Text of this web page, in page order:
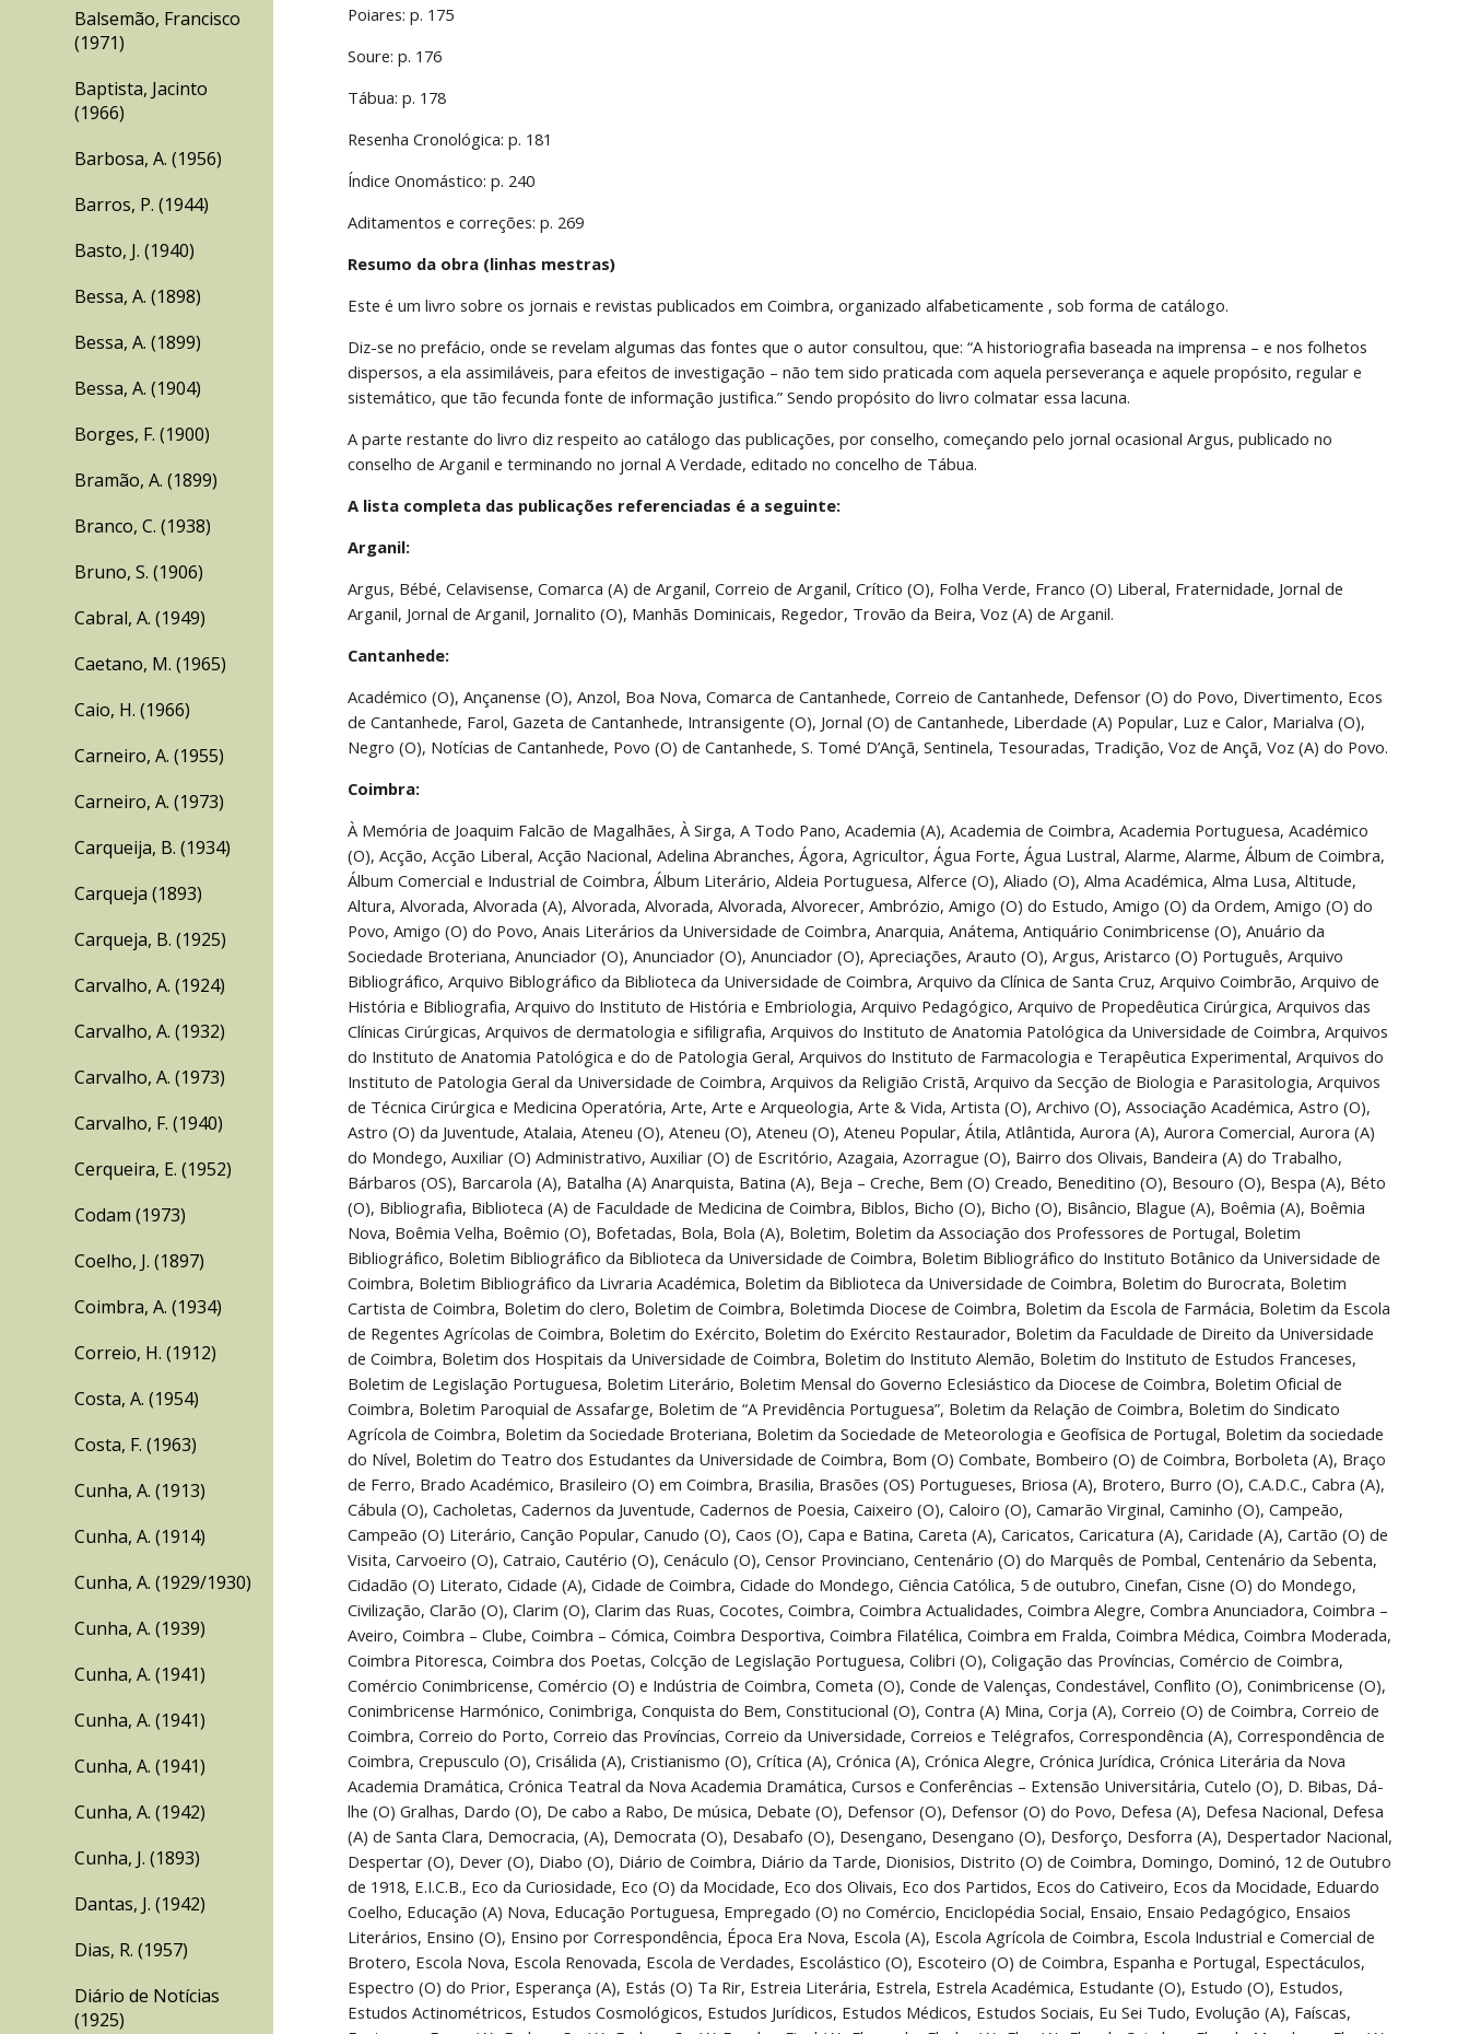
Balsemão, Francisco
(1971)
Baptista, Jacinto
(1966)
Barbosa, A. (1956)
Barros, P. (1944)
Basto, J. (1940)
Bessa, A. (1898)
Bessa, A. (1899)
Bessa, A. (1904)
Borges, F. (1900)
Bramão, A. (1899)
Branco, C. (1938)
Bruno, S. (1906)
Cabral, A. (1949)
Caetano, M. (1965)
Caio, H. (1966)
Carneiro, A. (1955)
Carneiro, A. (1973)
Carqueija, B. (1934)
Carqueja (1893)
Carqueja, B. (1925)
Carvalho, A. (1924)
Carvalho, A. (1932)
Carvalho, A. (1973)
Carvalho, F. (1940)
Cerqueira, E. (1952)
Codam (1973)
Coelho, J. (1897)
Coimbra, A. (1934)
Correio, H. (1912)
Costa, A. (1954)
Costa, F. (1963)
Cunha, A. (1913)
Cunha, A. (1914)
Cunha, A. (1929/1930)
Cunha, A. (1939)
Cunha, A. (1941)
Cunha, A. (1941)
Cunha, A. (1941)
Cunha, A. (1942)
Cunha, J. (1893)
Dantas, J. (1942)
Dias, R. (1957)
Diário de Notícias
(1925)
Poiares: p. 175
Soure: p. 176
Tábua: p. 178
Resenha Cronológica: p. 181
Índice Onomástico: p. 240
Aditamentos e correções: p. 269
Resumo da obra (linhas mestras)
Este é um livro sobre os jornais e revistas publicados em Coimbra, organizado alfabeticamente , sob forma de catálogo.
Diz-se no prefácio, onde se revelam algumas das fontes que o autor consultou, que: “A historiografia baseada na imprensa – e nos folhetos
dispersos, a ela assimiláveis, para efeitos de investigação – não tem sido praticada com aquela perseverança e aquele propósito, regular e
sistemático, que tão fecunda fonte de informação justifica.” Sendo propósito do livro colmatar essa lacuna.
A parte restante do livro diz respeito ao catálogo das publicações, por conselho, começando pelo jornal ocasional Argus, publicado no
conselho de Arganil e terminando no jornal A Verdade, editado no concelho de Tábua.
A lista completa das publicações referenciadas é a seguinte:
Arganil:
Argus, Bébé, Celavisense, Comarca (A) de Arganil, Correio de Arganil, Crítico (O), Folha Verde, Franco (O) Liberal, Fraternidade, Jornal de
Arganil, Jornal de Arganil, Jornalito (O), Manhãs Dominicais, Regedor, Trovão da Beira, Voz (A) de Arganil.
Cantanhede:
Académico (O), Ançanense (O), Anzol, Boa Nova, Comarca de Cantanhede, Correio de Cantanhede, Defensor (O) do Povo, Divertimento, Ecos
de Cantanhede, Farol, Gazeta de Cantanhede, Intransigente (O), Jornal (O) de Cantanhede, Liberdade (A) Popular, Luz e Calor, Marialva (O),
Negro (O), Notícias de Cantanhede, Povo (O) de Cantanhede, S. Tomé D’Ançã, Sentinela, Tesouradas, Tradição, Voz de Ançã, Voz (A) do Povo.
Coimbra:
À Memória de Joaquim Falcão de Magalhães, À Sirga, A Todo Pano, Academia (A), Academia de Coimbra, Academia Portuguesa, Académico (O), Acção, Acção Liberal, Acção Nacional, Adelina Abranches, Ágora, Agricultor, Água Forte, Água Lustral, Alarme, Alarme, Álbum de Coimbra, Álbum Comercial e Industrial de Coimbra, Álbum Literário, Aldeia Portuguesa, Alferce (O), Aliado (O), Alma Académica, Alma Lusa, Altitude, Altura, Alvorada, Alvorada (A), Alvorada, Alvorada, Alvorada, Alvorecer, Ambrózio, Amigo (O) do Estudo, Amigo (O) da Ordem, Amigo (O) do Povo, Amigo (O) do Povo, Anais Literários da Universidade de Coimbra, Anarquia, Anátema, Antiquário Conimbricense (O), Anuário da Sociedade Broteriana, Anunciador (O), Anunciador (O), Anunciador (O), Apreciações, Arauto (O), Argus, Aristarco (O) Português, Arquivo Bibliográfico, Arquivo Biblográfico da Biblioteca da Universidade de Coimbra, Arquivo da Clínica de Santa Cruz, Arquivo Coimbrão, Arquivo de História e Bibliografia, Arquivo do Instituto de História e Embriologia, Arquivo Pedagógico, Arquivo de Propedêutica Cirúrgica, Arquivos das Clínicas Cirúrgicas, Arquivos de dermatologia e sifiligrafia, Arquivos do Instituto de Anatomia Patológica da Universidade de Coimbra, Arquivos do Instituto de Anatomia Patológica e do de Patologia Geral, Arquivos do Instituto de Farmacologia e Terapêutica Experimental, Arquivos do Instituto de Patologia Geral da Universidade de Coimbra, Arquivos da Religião Cristã, Arquivo da Secção de Biologia e Parasitologia, Arquivos de Técnica Cirúrgica e Medicina Operatória, Arte, Arte e Arqueologia, Arte & Vida, Artista (O), Archivo (O), Associação Académica, Astro (O), Astro (O) da Juventude, Atalaia, Ateneu (O), Ateneu (O), Ateneu (O), Ateneu Popular, Átila, Atlântida, Aurora (A), Aurora Comercial, Aurora (A) do Mondego, Auxiliar (O) Administrativo, Auxiliar (O) de Escritório, Azagaia, Azorrague (O), Bairro dos Olivais, Bandeira (A) do Trabalho, Bárbaros (OS), Barcarola (A), Batalha (A) Anarquista, Batina (A), Beja – Creche, Bem (O) Creado, Beneditino (O), Besouro (O), Bespa (A), Béto (O), Bibliografia, Biblioteca (A) de Faculdade de Medicina de Coimbra, Biblos, Bicho (O), Bicho (O), Bisâncio, Blague (A), Boêmia (A), Boêmia Nova, Boêmia Velha, Boêmio (O), Bofetadas, Bola, Bola (A), Boletim, Boletim da Associação dos Professores de Portugal, Boletim Bibliográfico, Boletim Bibliográfico da Biblioteca da Universidade de Coimbra, Boletim Bibliográfico do Instituto Botânico da Universidade de Coimbra, Boletim Bibliográfico da Livraria Académica, Boletim da Biblioteca da Universidade de Coimbra, Boletim do Burocrata, Boletim Cartista de Coimbra, Boletim do clero, Boletim de Coimbra, Boletimda Diocese de Coimbra, Boletim da Escola de Farmácia, Boletim da Escola de Regentes Agrícolas de Coimbra, Boletim do Exército, Boletim do Exército Restaurador, Boletim da Faculdade de Direito da Universidade de Coimbra, Boletim dos Hospitais da Universidade de Coimbra, Boletim do Instituto Alemão, Boletim do Instituto de Estudos Franceses, Boletim de Legislação Portuguesa, Boletim Literário, Boletim Mensal do Governo Eclesiástico da Diocese de Coimbra, Boletim Oficial de Coimbra, Boletim Paroquial de Assafarge, Boletim de “A Previdência Portuguesa”, Boletim da Relação de Coimbra, Boletim do Sindicato Agrícola de Coimbra, Boletim da Sociedade Broteriana, Boletim da Sociedade de Meteorologia e Geofísica de Portugal, Boletim da sociedade do Nível, Boletim do Teatro dos Estudantes da Universidade de Coimbra, Bom (O) Combate, Bombeiro (O) de Coimbra, Borboleta (A), Braço de Ferro, Brado Académico, Brasileiro (O) em Coimbra, Brasilia, Brasões (OS) Portugueses, Briosa (A), Brotero, Burro (O), C.A.D.C., Cabra (A), Cábula (O), Cacholetas, Cadernos da Juventude, Cadernos de Poesia, Caixeiro (O), Caloiro (O), Camarão Virginal, Caminho (O), Campeão, Campeão (O) Literário, Canção Popular, Canudo (O), Caos (O), Capa e Batina, Careta (A), Caricatos, Caricatura (A), Caridade (A), Cartão (O) de Visita, Carvoeiro (O), Catraio, Cautério (O), Cenáculo (O), Censor Provinciano, Centenário (O) do Marquês de Pombal, Centenário da Sebenta, Cidadão (O) Literato, Cidade (A), Cidade de Coimbra, Cidade do Mondego, Ciência Católica, 5 de outubro, Cinefan, Cisne (O) do Mondego, Civilização, Clarão (O), Clarim (O), Clarim das Ruas, Cocotes, Coimbra, Coimbra Actualidades, Coimbra Alegre, Combra Anunciadora, Coimbra – Aveiro, Coimbra – Clube, Coimbra – Cómica, Coimbra Desportiva, Coimbra Filatélica, Coimbra em Fralda, Coimbra Médica, Coimbra Moderada, Coimbra Pitoresca, Coimbra dos Poetas, Colcção de Legislação Portuguesa, Colibri (O), Coligação das Províncias, Comércio de Coimbra, Comércio Conimbricense, Comércio (O) e Indústria de Coimbra, Cometa (O), Conde de Valenças, Condestável, Conflito (O), Conimbricense (O), Conimbricense Harmónico, Conimbriga, Conquista do Bem, Constitucional (O), Contra (A) Mina, Corja (A), Correio (O) de Coimbra, Correio de Coimbra, Correio do Porto, Correio das Províncias, Correio da Universidade, Correios e Telégrafos, Correspondência (A), Correspondência de Coimbra, Crepusculo (O), Crisálida (A), Cristianismo (O), Crítica (A), Crónica (A), Crónica Alegre, Crónica Jurídica, Crónica Literária da Nova Academia Dramática, Crónica Teatral da Nova Academia Dramática, Cursos e Conferências – Extensão Universitária, Cutelo (O), D. Bibas, Dá-lhe (O) Gralhas, Dardo (O), De cabo a Rabo, De música, Debate (O), Defensor (O), Defensor (O) do Povo, Defesa (A), Defesa Nacional, Defesa (A) de Santa Clara, Democracia, (A), Democrata (O), Desabafo (O), Desengano, Desengano (O), Desforço, Desforra (A), Despertador Nacional, Despertar (O), Dever (O), Diabo (O), Diário de Coimbra, Diário da Tarde, Dionisios, Distrito (O) de Coimbra, Domingo, Dominó, 12 de Outubro de 1918, E.I.C.B., Eco da Curiosidade, Eco (O) da Mocidade, Eco dos Olivais, Eco dos Partidos, Ecos do Cativeiro, Ecos da Mocidade, Eduardo Coelho, Educação (A) Nova, Educação Portuguesa, Empregado (O) no Comércio, Enciclopédia Social, Ensaio, Ensaio Pedagógico, Ensaios Literários, Ensino (O), Ensino por Correspondência, Época Era Nova, Escola (A), Escola Agrícola de Coimbra, Escola Industrial e Comercial de Brotero, Escola Nova, Escola Renovada, Escola de Verdades, Escolástico (O), Escoteiro (O) de Coimbra, Espanha e Portugal, Espectáculos, Espectro (O) do Prior, Esperança (A), Estás (O) Ta Rir, Estreia Literária, Estrela, Estrela Académica, Estudante (O), Estudo (O), Estudos, Estudos Actinométricos, Estudos Cosmológicos, Estudos Jurídicos, Estudos Médicos, Estudos Sociais, Eu Sei Tudo, Evolução (A), Faíscas, Fantomas, Farsa (A), Federação (A), Federação (A) Escolar, Final (A), Flanando, Flecha (A), Flor (A), Flor de Coimbra, Flor do Mondego, Flor (A) do Mondego, Flora, Floresta (A), Folha (A), Folha Académica, Folha de Coimbra, Folha Literária, Folhas Novas, Folia (A), Folia Anatómica Universitatis Conimbrigensis, Formigçao (O), Fósforo (O), Fotografias, Fraternidade Militar, Funcionários (OS) Públicos, Futuro (O), Gafanhoto (O), Gaiato (O), Gaita (A) de Foles, Galera (A), Garoto (O), Gatinhos (OS), Gato Preto, Gazeta Académica, Gazeta de Coimbra, Gazeta do Correio, Gazeta do Domingo, Gazeta (A) Ilustrada, Gazeta Nacional, Gazeta dos Sports, Gazeta de Todos, Gente da Guerra, Gente Nova, Ginásio, Gôndola, Gorro, Grêmio Alentejano, Grito da Liberdade, Grito Nacional, Grito (O) do Povo, Harpa (A), Harpa do Mondego, Hinos e Flores, Hoje, Homenagem, Humanidade (A), IAK e BO, Ícaro, Iconoclasta, Ideal (O), Ideia (A), Ideia (A) Nova, Igualdade, Imparcial (O), Imparcial (O) de Coimbra, Impertinente, Imprensa (A), Independência (A) Index Seminarii, Índia Nova, Infância, Informação Literária, Infrmador (O), Informador Telégrafo – Postal, Insolências, Instituições Cristãs, Instituto (O), Instrução (A), Instrução (A) Comercial em Casa, Instrução (A) e o Povo, Instrução (A) Pública, Insubmissos, Insultos, Intransigente (O), Iris (O), Ireverente, Jornal (O), Jornal de Administração, Jornal de Administração – Legislação Administrativa -, Jornal de Anúncios, Jornal dos Artistas, Jornal Auxiliar de Escritórios e Repartições, Jornal de Ciências Matemáticas e Astronómicas, Jornal de Coimbra, Jornal dos Estudantes, Jornal do Iniciado, Jornal de Jurisprudência, Jornal de Legislação, Jornal Literário, Jornal Militar, Jornal para Todos, Júlio e Ismael, Jurisprudência (A) dos Tribunais em Última Instância, Justiça (A), Lanterna (A), Lanterna Mágica, Lealdade (A), Legenda (A), Legislação (A), Liberal (O), Liberal do Mondego, Liberal (O) do Mondego, Liberdade (A), Libertador (O), Liceu (O), Lira (A), Lira do Mondego, Lírio (O), Lisboa – Coimbra, Literatura Ilustrada, Literatura Ocidental, Livraria Neves, Livre Pensamento, Lucerna (A), Lusa (A) Atenas, Lusa- Atenas, Lura (A) Social, Luz (A), Luz (A) Comercial, Luz do Povo, Luz da Razão, Má (A) Criação, Má (A) Língua, Madrugada, Malcriado (O), Malcriado (O) (Filho), Malha (A), Manhã (A), Manifesto, Manifesto da Razão, Manual da Mulher, Marchante (O), Marte, Mau (O) Criado, Maucriado (O), Memoranda, Memórias e Estudos do Museu Zoológico da Universidade de Coimbra, Memórias do Instituto, Memórias do Instituto da academia Dramática de Coimbra, Memórias e Notícias, Memórias da Sociedade Broteriana, Mensagem (A), Mensagem, Mesquita (O), Meteoro, Meteorolito, Minerva, Minerva (O), Minerva Constitucional, Minerva Lusitana, Minho (O), Miniatura (A), Miniaturas, Moca (A), Mocidade (A), Mocidade, Mondego (O), Mosaico, Mosaico Feminino, Mosca (A), Movimento (O) Comercial, Movimento (O) Médico, Mundo Novo, Música Sacra, Músicas (AS) do Exército, Na morte de Junqueiro, Nação Portuguesa, Natal, Negro (O), Nem Cá Nem Lá, No Circo, Nossa (A) Revista, Nosso (O) Jornal, Notoriado Português, Notícia (A), Noticiador, Noticiador Conciso, Noticiador Conimbricense, Noticiarista, Notícias de Coimbra, Notícias Farmacêuticas, Notícias do Minho e Trás-Os-Montes, Nova Fênix Renascida, Nova Gazeta do Pátio, Nova Luz, Novato, Novo (O)